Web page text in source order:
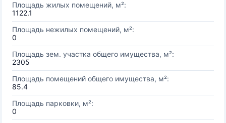
Площадь жилых помещений, м²:
1122.1
Площадь нежилых помещений, м²:
0
Площадь зем. участка общего имущества, м²:
2305
Площадь помещений общего имущества, м²:
85.4
Площадь парковки, м²:
0